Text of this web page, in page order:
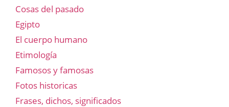
Cosas del pasado
Egipto
El cuerpo humano
Etimología
Famosos y famosas
Fotos historicas
Frases, dichos, significados